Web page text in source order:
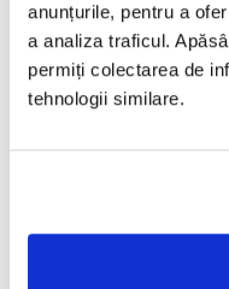
anunțurile, pentru a
a analiza traficul.
permiți colectarea de
tehnologii similare.
Informații
TERMENI SI CONDITII
CONFIDENTIALITATE